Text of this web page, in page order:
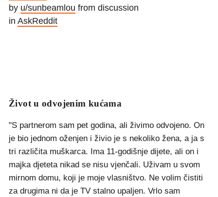
by u/sunbeamlou from discussion
in AskReddit
Život u odvojenim kućama
"S partnerom sam pet godina, ali živimo odvojeno. On
je bio jednom oženjen i živio je s nekoliko žena, a ja s
tri različita muškarca. Ima 11-godišnje dijete, ali on i
majka djeteta nikad se nisu vjenčali. Uživam u svom
mirnom domu, koji je moje vlasništvo. Ne volim čistiti
za drugima ni da je TV stalno upaljen. Vrlo sam